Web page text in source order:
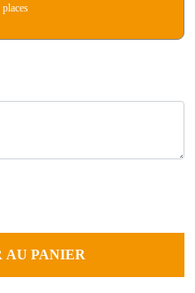
AU PANIER